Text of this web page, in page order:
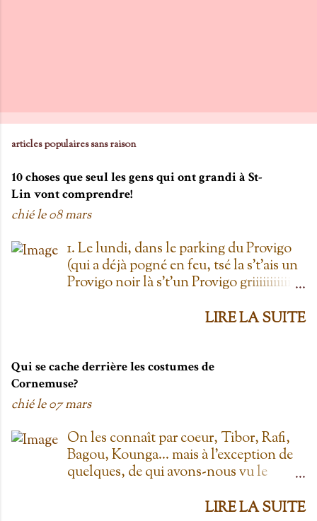
articles populaires sans raison
10 choses que seul les gens qui ont grandi à St-
Lin vont comprendre!
chié le08 mars
1. Le lundi, dans le parking du Provigo
(qui a déjà pogné en feu, tsé la s't'ais un
Provigo noir là s't'un Provigo griiiiiiiiiiis)
t'oublie qu'on est lundi mais là tu vois
lundi ''. Life hack du Provigo: si tu te
rends à la boulangerie, tu peux
demander un biscuit et y vont t'en
toujours au Provigo.... parce que y en
avait pas de Super C! 2. L'entrepôt en
Folie Fuck le Dollarama quand tu as
déjà pogné en feu il y a plus d'une
LIRE LA SUITE
Qui se cache derrière les costumes de
Cornemuse?
chié le07 mars
On les connaît par coeur, Tibor, Rafi,
Bagou, Kounga... mais à l'exception de
quelques, de qui avons-nous vu le
personnages; allez-y! Cornemuse, Jouée
LIRE LA SUITE